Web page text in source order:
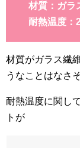
材質：ガラ
耐熱温度：
材質がガラス繊
うなことはなさ
耐熱温度に関し
トが